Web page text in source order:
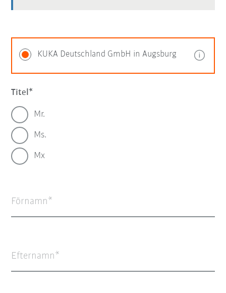
KUKA Deutschland GmbH in Augsburg
Titel
Mr.
Ms.
Mx
Förnamn
Efternamn